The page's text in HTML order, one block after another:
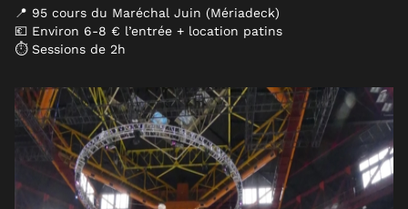
📍 95 cours du Maréchal Juin (Mériadeck)
💶 Environ 6-8 € l’entrée + location patins
⏱ Sessions de 2h